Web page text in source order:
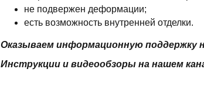
не подвержен деформации;
есть возможность внутренней отделки.
Оказываем информационную поддержку
Инструкции и видеообзоры на нашем